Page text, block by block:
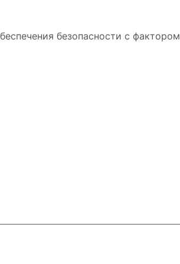
безопасности с фактором